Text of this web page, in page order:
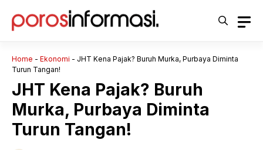
Home - Ekonomi - JHT Kena Pajak? Buruh Murka, Purbaya Diminta
Turun Tangan!
JHT Kena Pajak? Buruh
Murka, Purbaya Diminta
Turun Tangan!